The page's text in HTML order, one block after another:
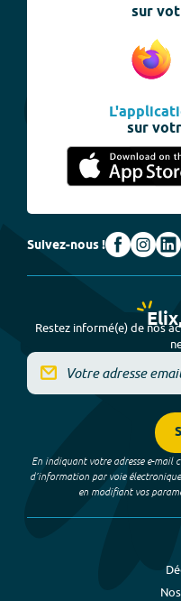
sur
sur
Suivez-nous !
Restez informé(e) de nos
En indiquant votre adresse e-mail
d’information par voie
en modifiant vos